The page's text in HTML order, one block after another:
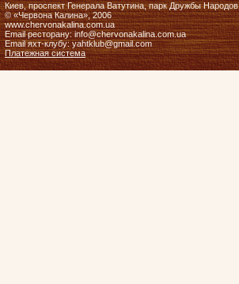
Киев, проспект Генерала Ватутина, парк Дружбы Народов
© «Червона Калина», 2006
www.chervonakalina.com.ua
Email ресторану: info@chervonakalina.com.ua
Email яхт-клубу: yahtklub@gmail.com
Платежная система